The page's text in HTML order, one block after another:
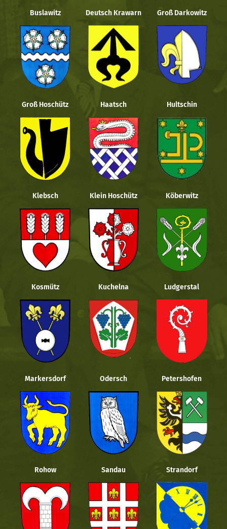
Buslawitz Deutsch Krawarn Groß Darkowitz
Groß Hoschütz Haatsch Hultschin
Klebsch Klein Hoschütz Köberwitz
Kosmütz Kuchelna Ludgerstal
Markersdorf Odersch Petershofen
Rohow Sandau Strandorf